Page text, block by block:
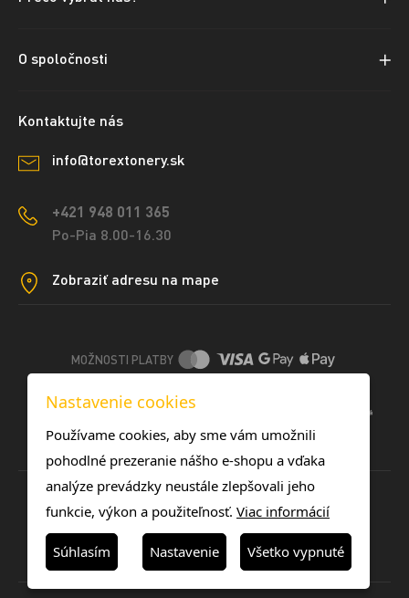
O spoločnosti
Kontaktujte nás
info@torextonery.sk
+421 948 011 365
Po-Pia 8.00-16.30
Zobraziť adresu na mape
MOŽNOSTI PLATBY
Nastavenie cookies
Používame cookies, aby sme vám umožnili
pohodlné prezeranie nášho e-shopu a vďaka
analýze prevádzky neustále zlepšovali jeho
funkcie, výkon a použiteľnosť. Viac informácií
Súhlasím Nastavenie Všetko vypnuté